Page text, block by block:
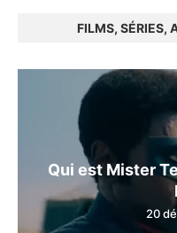
FILMS, SÉRIES,
Qui est Mister
20